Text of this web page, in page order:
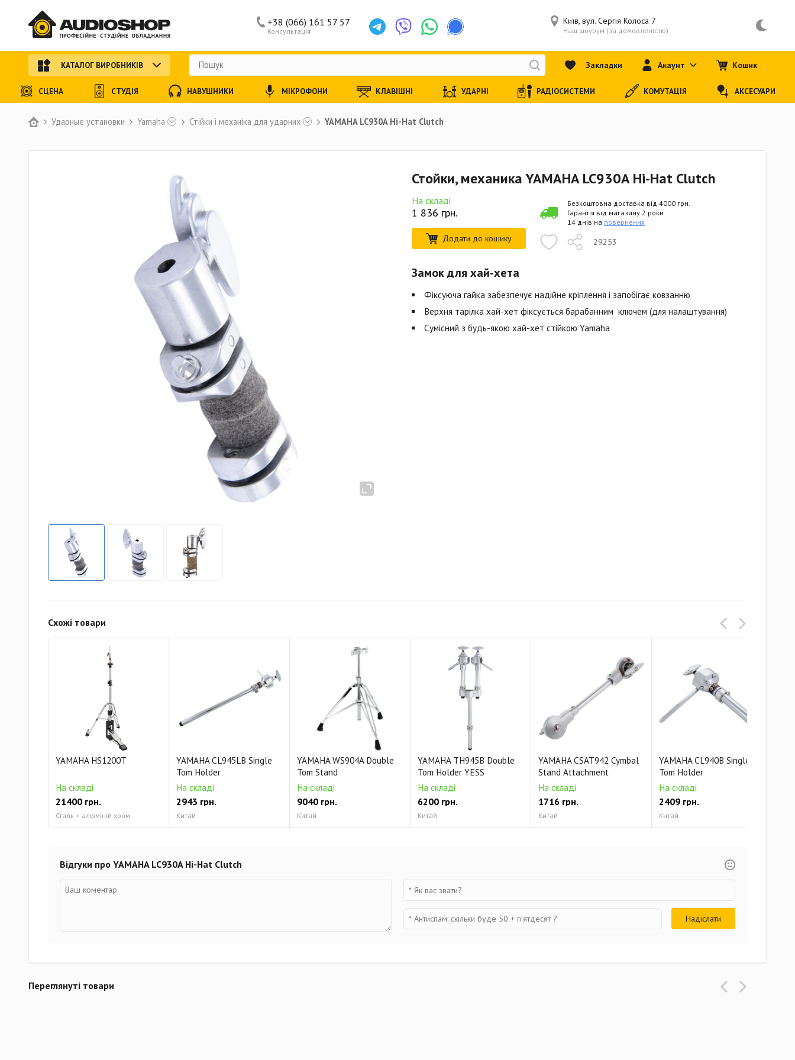
Ударные установки Yamaha Стійки і механіка для ударних YAMAHA LC930A Hi-Hat Clutch
Стойки, механика YAMAHA LC930A Hi-Hat Clutch
На складі
1 836 грн.
Додати до кошику 29253
Безкоштовна доставка від 4000 грн.
Гарантія від магазину 2 роки
14 днів на повернення
Замок для хай-хета
Фіксуюча гайка забезпечує надійне кріплення і запобігає ковзанню
Верхня тарілка хай-хет фіксується барабанним ключем (для налаштування)
Сумісний з будь-якою хай-хет стійкою Yamaha
Схожі товари
YAMAHA HS1200T
На складі
21400 грн.
Сталь + алюміній хром
YAMAHA CL945LB Single
Tom Holder
На складі
2943 грн.
Китай
YAMAHA WS904A Double
Tom Stand
На складі
9040 грн.
Китай
YAMAHA TH945B Double
Tom Holder YESS
На складі
6200 грн.
Китай
YAMAHA CSAT942 Cymbal
Stand Attachment
На складі
1716 грн.
Китай
YAMAHA CL940B Single
Tom Holder
На складі
2409 грн.
Китай
Відгуки про YAMAHA LC930A Hi-Hat Clutch
Переглянуті товари
Консультація
+38 (066) 161 57 57 Київ, вул. Сергія Колоса 7
Наш шоурум (за домовленістю)
КАТАЛОГ ВИРОБНИКІВ Закладки Акаунт Кошик
СЦЕНА СТУДІЯ НАВУШНИКИ МІКРОФОНИ КЛАВІШНІ УДАРНІ РАДІОСИСТЕМИ КОМУТАЦІЯ АКСЕСУАРИ